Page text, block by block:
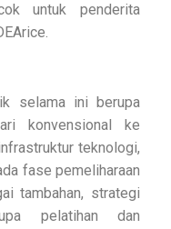
untuk penderita
selama ini berupa
konvensional ke
teknologi,
fase pemeliharaan
tambahan, strategi
pelatihan dan